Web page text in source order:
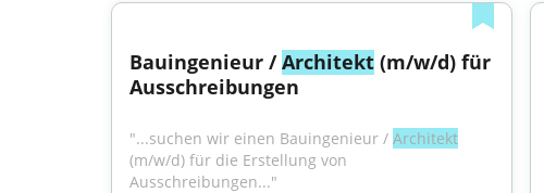
Bauingenieur / Architekt (m/w/d) für
Ausschreibungen
"...suchen wir einen Bauingenieur / Architekt
(m/w/d) für die Erstellung von
Ausschreibungen..."